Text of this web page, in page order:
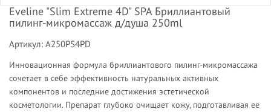
Eveline "Slim Extreme 4D" SPA Бриллиантовый
пилинг-микромассаж д/душа 250ml
Артикул: A250PS4PD
Инновационная формула бриллиантового пилинг-микромассажа
сочетает в себе эффективность натуральных активных
компонентов и последние достижения эстетической
косметологии. Препарат глубоко очищает кожу, подготавливая ее